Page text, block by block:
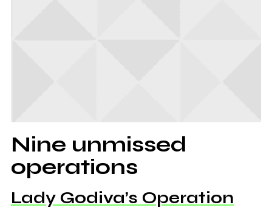
Nine unmissed
operations
Lady Godiva’s Operation